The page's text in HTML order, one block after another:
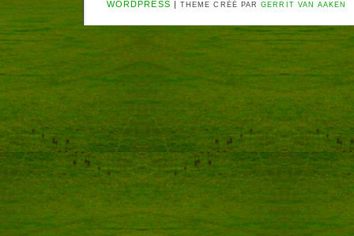
WORDPRESS | THEME CRÉÉ PARGERRIT VAN AAKEN